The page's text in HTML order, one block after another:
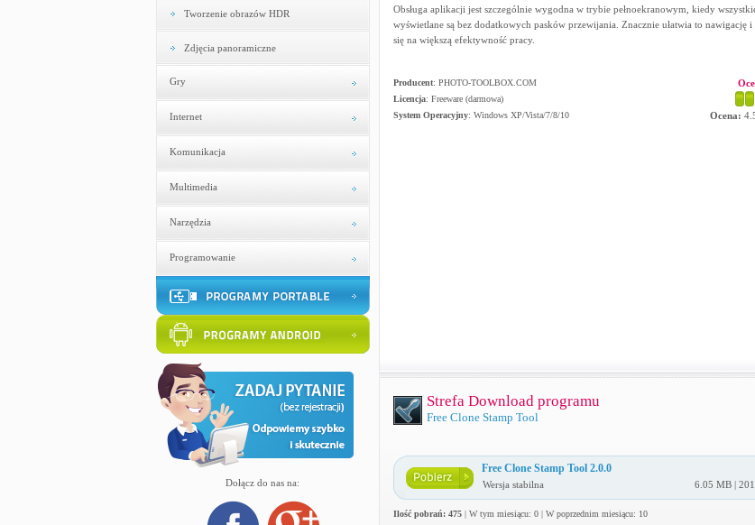
Tworzenie obrazów HDR
Zdjęcia panoramiczne
Gry
Internet
Komunikacja
Multimedia
Narzędzia
Programowanie
Dołącz do nas na:
Obsługa aplikacji jest szczególnie wygodna w trybie pełnoekranowym, kiedy
wyświetlane są bez dodatkowych pasków przewijania. Znacznie ułatwia to nawigację i
się na większą efektywność pracy.
Producent: PHOTO-TOOLBOX.COM
Licencja: Freeware (darmowa)
System Operacyjny: Windows XP/Vista/7/8/10
Ocena:
Strefa Download programu
Free Clone Stamp Tool
Free Clone Stamp Tool 2.0.0
Wersja stabilna 6.05 MB |
Ilość pobrań: 475| W tym miesiącu: 0 | W poprzednim miesiącu: 10